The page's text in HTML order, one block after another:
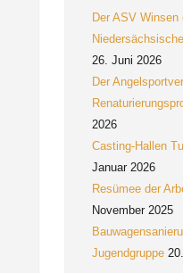
Der ASV
26. Juni 2026
Der
2026
Casting-Hallen
Januar 2026
Resümee der
November 2025
Jugendgruppe